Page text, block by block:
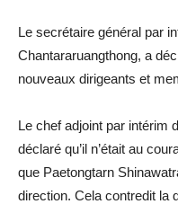
Le secrétaire général par
Chantararuangthong, a
nouveaux dirigeants et
Le chef adjoint par intérim
déclaré qu’il n’était au
que Paetongtarn
direction. Cela contredit la